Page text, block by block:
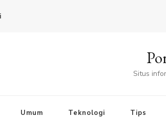
Situs
Umum Teknologi Tips